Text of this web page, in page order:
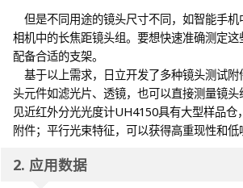
但是不同用途的镜头尺寸不同，如智能手机
相机中的长焦距镜头组。要想快速准确测定
配备合适的支架。
基于以上需求，日立开发了多种镜头测试附
头元件如滤光片、透镜，也可以直接测量镜
见近红外分光光度计UH4150具有大型样品仓
附件；平行光束特征，可以获得高重现性和低
2. 应用数据